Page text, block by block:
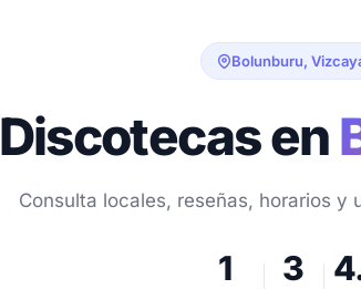
Bolunburu,
Discotecas en
Consulta locales, reseñas, horarios y
1 3